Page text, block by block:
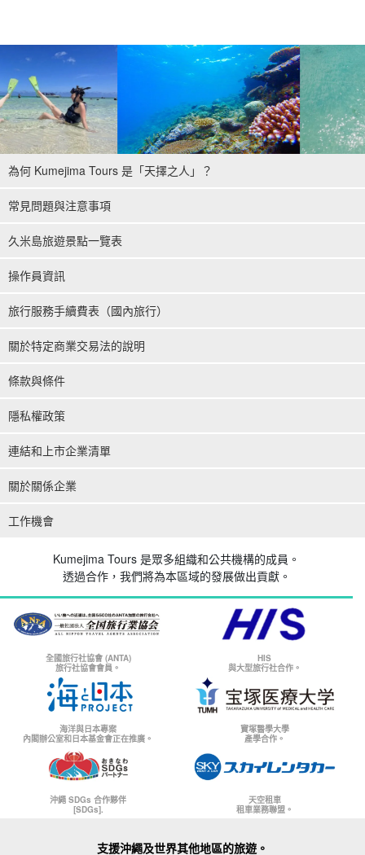
為何 Kumejima Tours 是「天擇之人」？
常見問題與注意事項
久米島旅遊景點一覽表
操作員資訊
旅行服務手續費表（國內旅行）
關於特定商業交易法的說明
條款與條件
隱私權政策
連結和上市企業清單
關於關係企業
工作機會
Kumejima Tours 是眾多組織和公共機構的成員。
透過合作，我們將為本區域的發展做出貢獻。
全國旅行社協會 (ANTA)
旅行社協會會員。
HIS
與大型旅行社合作。
海洋與日本專案
內閣辦公室和日本基金會正在推廣。
寶塚醫學大學
產學合作。
沖繩 SDGs 合作夥伴
[SDGs].
天空租車
租車業務聯盟。
支援沖繩及世界其他地區的旅遊。